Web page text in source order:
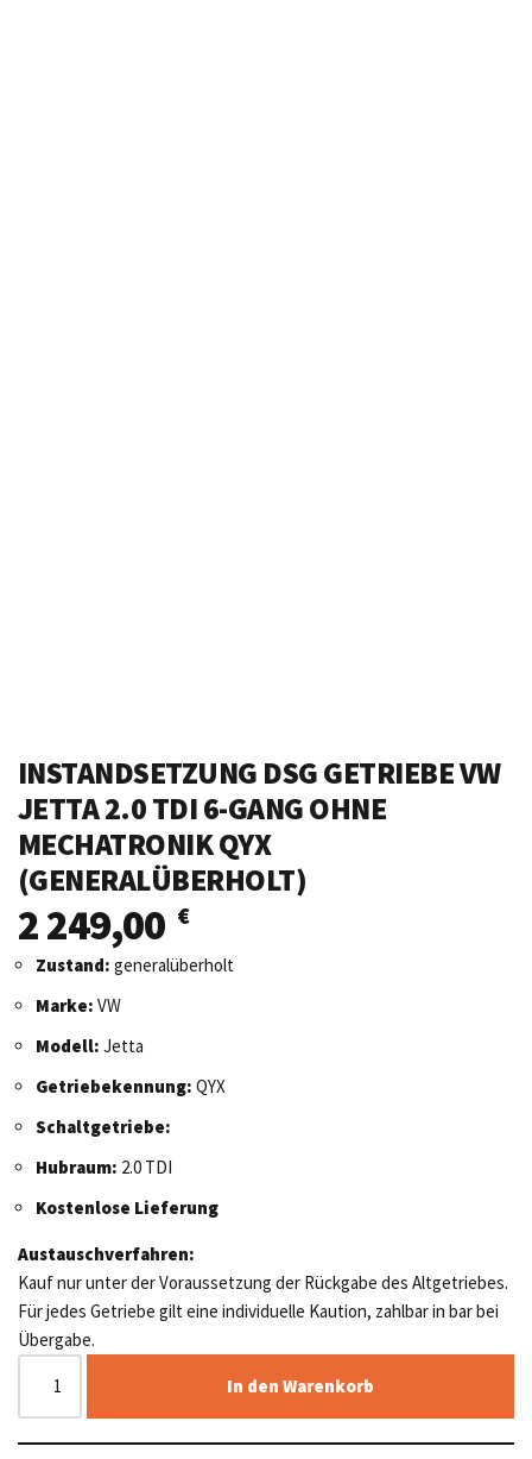
INSTANDSETZUNG DSG GETRIEBE VW
JETTA 2.0 TDI 6-GANG OHNE
MECHATRONIK QYX
(GENERALÜBERHOLT)
2 249,00 €
Zustand: generalüberholt
Marke: VW
Modell: Jetta
Getriebekennung: QYX
Schaltgetriebe:
Hubraum: 2.0 TDI
Kostenlose Lieferung
Austauschverfahren:
Kauf nur unter der Voraussetzung der Rückgabe des Altgetriebes.
Für jedes Getriebe gilt eine individuelle Kaution, zahlbar in bar bei
Übergabe.
In den Warenkorb